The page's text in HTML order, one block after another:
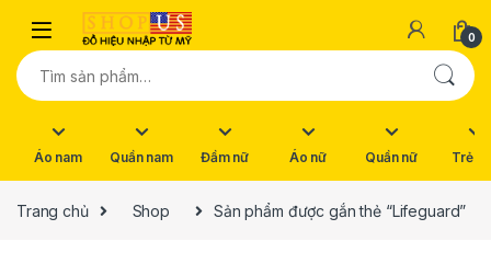
Skip to navigation
Skip to content
0
Tìm kiếm:
Áo nam Quần nam Đầm nữ Áo nữ Quần nữ Trẻ
Trang chủ Shop Sản phẩm được gắn thẻ “Lifeguard”